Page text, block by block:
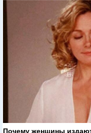
Почему женщины